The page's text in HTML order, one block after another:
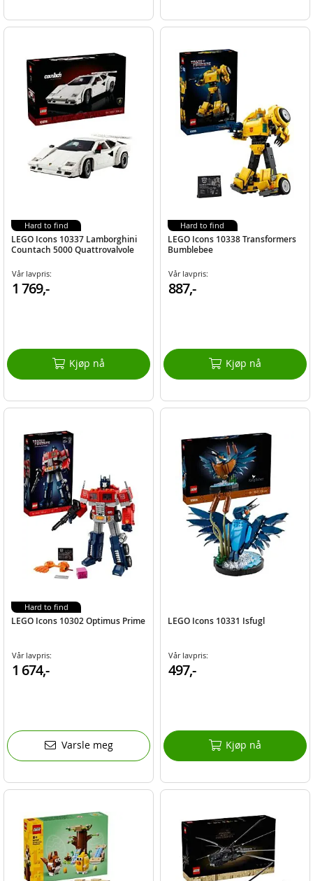
LEGO Icons 10337 Lamborghini
Countach 5000 Quattrovalvole
Vår lavpris:
1 769,-
Kjøp nå
Hard to find
LEGO Icons 10338 Transformers
Bumblebee
Vår lavpris:
887,-
Kjøp nå
Hard to find
LEGO Icons 10302 Optimus Prime
Vår lavpris:
1 674,-
Varsle meg
Hard to find
LEGO Icons 10331 Isfugl
Vår lavpris:
497,-
Kjøp nå